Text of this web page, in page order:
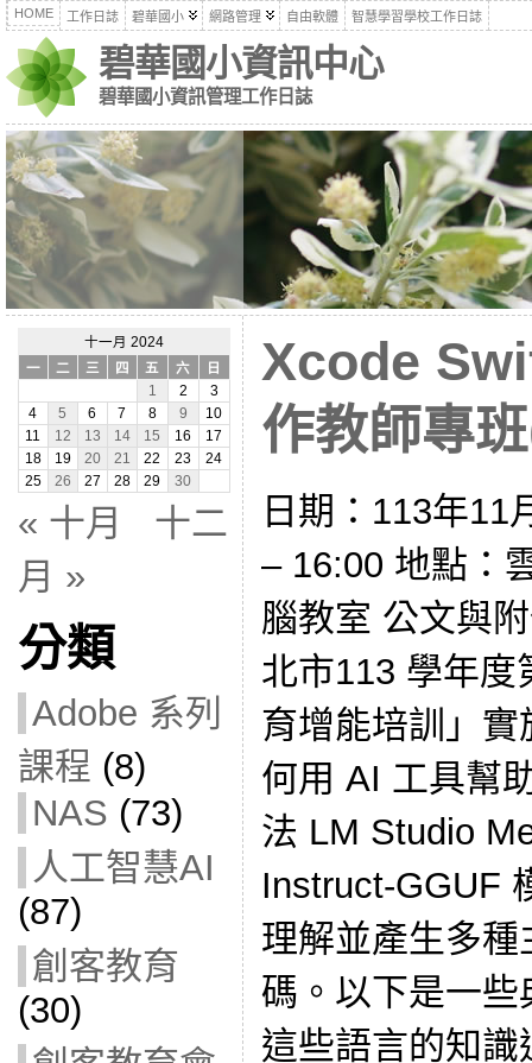
HOME 工作日誌 碧華國小 網路管理 自由軟體 智慧學習學校工作日誌
碧華國小資訊中心
碧華國小資訊管理工作日誌
十一月 2024
一
二 三 四 五 六
日
1
2
3
4
5 6 7 8 9
10
11
12 13 14 15 16
17
18
19 20 21 22 23
24
25
26 27 28 29 30
« 十月
十二
月 »
分類
Adobe 系列
課程 (8)
NAS (73)
人工智慧AI
(87)
創客教育
(30)
Xcode
作教師專
日期：113年11
– 16:00 地點：
腦教室 公文與
北市113 學年度
育增能培訓」
何用 AI 工具幫
法 LM Studio
Instruct-GGUF
理解並產生多
碼。以下是一
這些語言的知